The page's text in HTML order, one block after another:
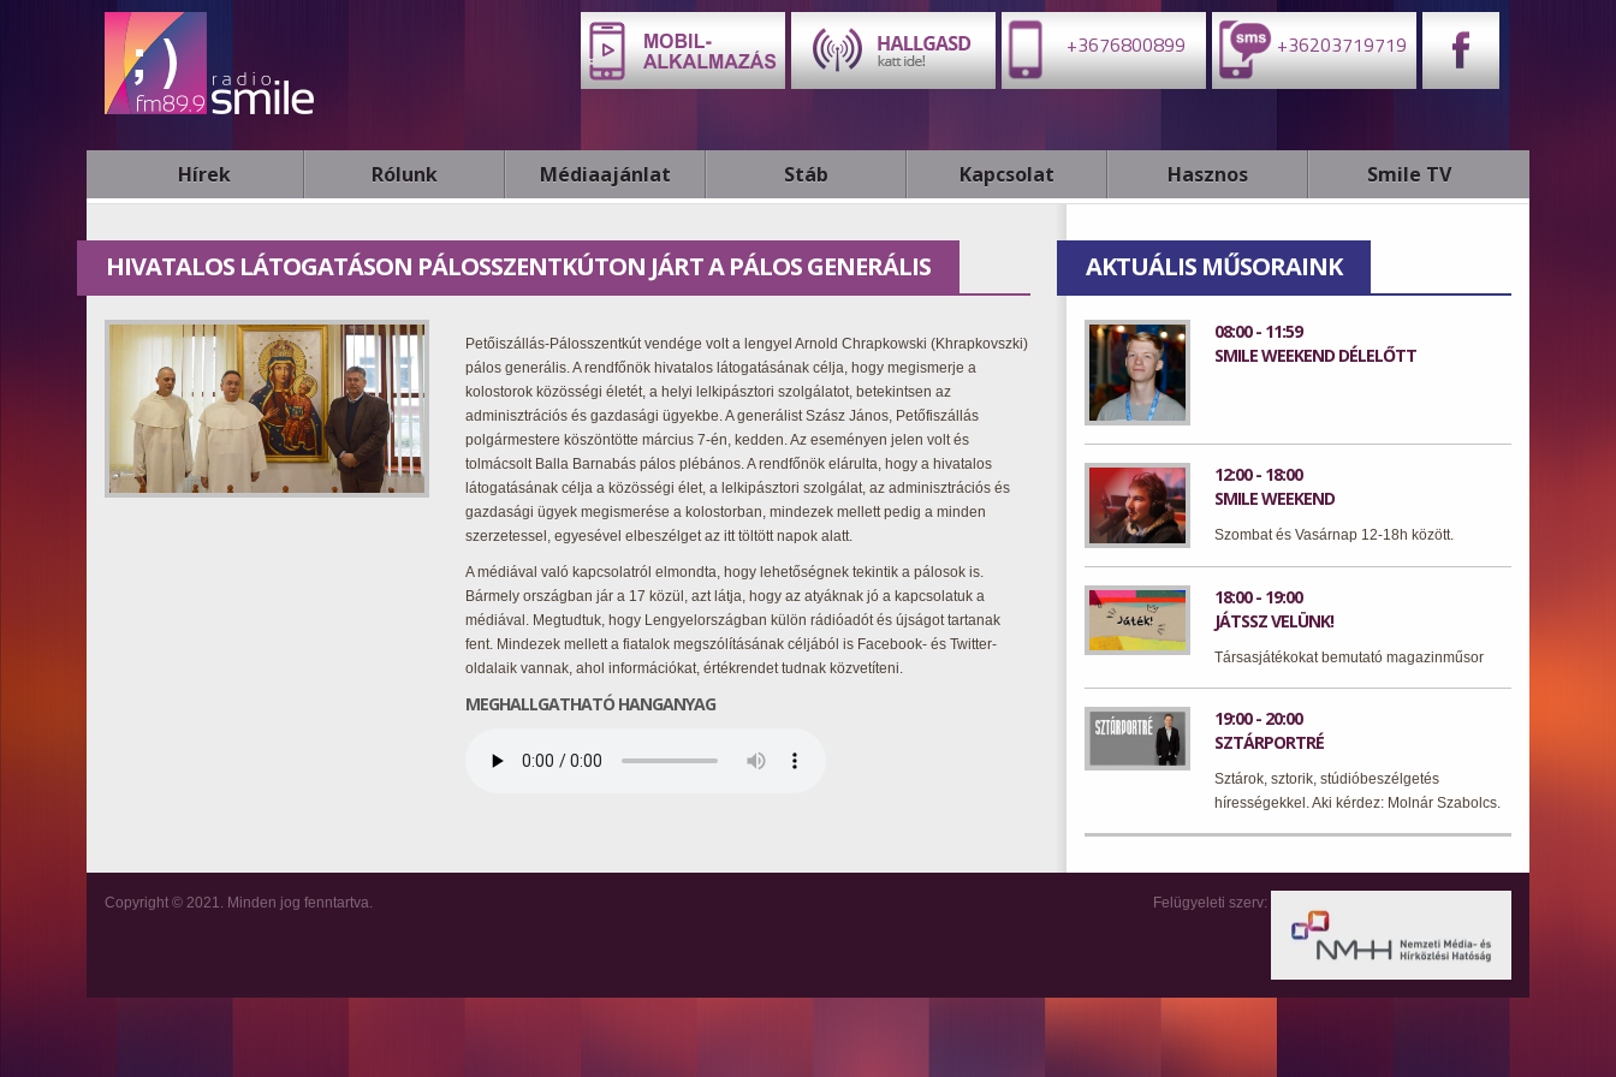
+3676800899 +36203719719
Hírek Rólunk Médiaajánlat Stáb Kapcsolat Hasznos Smile TV
HIVATALOS LÁTOGATÁSON PÁLOSSZENTKÚTON JÁRT A PÁLOS GENERÁLIS
Petőiszállás-Pálosszentkút vendége volt a lengyel Arnold Chrapkowski (Khrapkovszki)
pálos generális. A rendfőnök hivatalos látogatásának célja, hogy megismerje a
kolostorok közösségi életét, a helyi lelkipásztori szolgálatot, betekintsen az
adminisztrációs és gazdasági ügyekbe. A generálist Szász János, Petőfiszállás
polgármestere köszöntötte március 7-én, kedden. Az eseményen jelen volt és
tolmácsolt Balla Barnabás pálos plébános. A rendfőnök elárulta, hogy a hivatalos
látogatásának célja a közösségi élet, a lelkipásztori szolgálat, az adminisztrációs és
gazdasági ügyek megismerése a kolostorban, mindezek mellett pedig a minden
szerzetessel, egyesével elbeszélget az itt töltött napok alatt.
A médiával való kapcsolatról elmondta, hogy lehetőségnek tekintik a pálosok is.
Bármely országban jár a 17 közül, azt látja, hogy az atyáknak jó a kapcsolatuk a
médiával. Megtudtuk, hogy Lengyelországban külön rádióadót és újságot tartanak
fent. Mindezek mellett a fiatalok megszólításának céljából is Facebook- és Twitter-
oldalaik vannak, ahol információkat, értékrendet tudnak közvetíteni.
MEGHALLGATHATÓ HANGANYAG
AKTUÁLIS MŰSORAINK
08:00 - 11:59
SMILE WEEKEND DÉLELŐTT
12:00 - 18:00
SMILE WEEKEND
Szombat és Vasárnap 12-18h között.
18:00 - 19:00
JÁTSSZ VELÜNK!
Társasjátékokat bemutató magazinműsor
19:00 - 20:00
SZTÁRPORTRÉ
Sztárok, sztorik, stúdióbeszélgetés
hírességekkel. Aki kérdez: Molnár Szabolcs.
Copyright © 2021. Minden jog fenntartva. Felügyeleti szerv: